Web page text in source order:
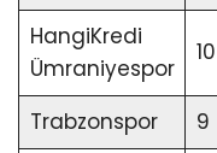
HangiKredi
Ümraniyespor
10
Trabzonspor 9